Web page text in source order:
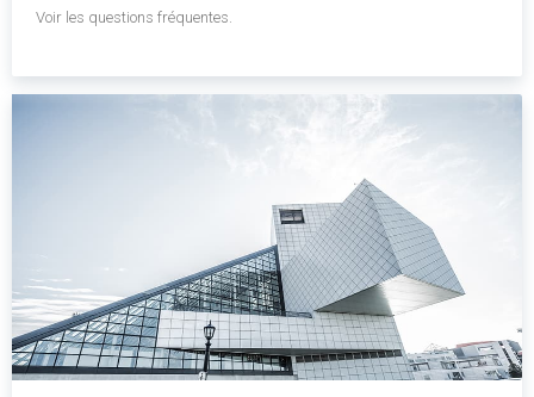
Voir les questions fréquentes.